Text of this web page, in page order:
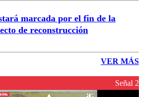
marcada por el fin de la
de reconstrucción
VER MÁS
Señal 2